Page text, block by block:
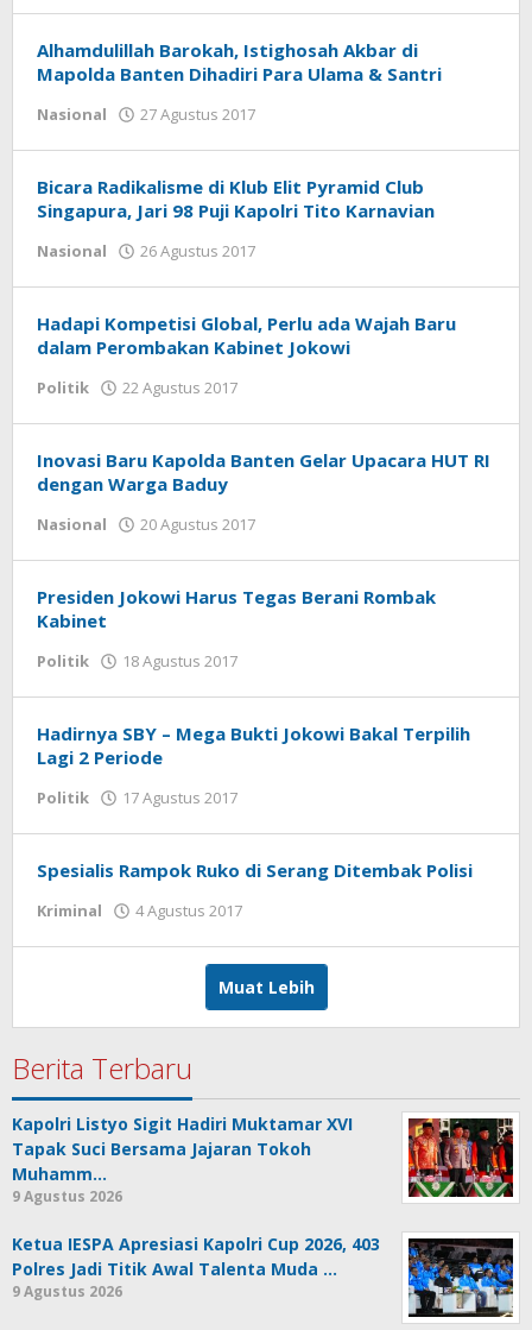
Alhamdulillah Barokah, Istighosah Akbar di
Mapolda Banten Dihadiri Para Ulama & Santri
Nasional 27 Agustus 2017
Bicara Radikalisme di Klub Elit Pyramid Club
Singapura, Jari 98 Puji Kapolri Tito Karnavian
Nasional 26 Agustus 2017
Hadapi Kompetisi Global, Perlu ada Wajah Baru
dalam Perombakan Kabinet Jokowi
Politik 22 Agustus 2017
Inovasi Baru Kapolda Banten Gelar Upacara HUT RI
dengan Warga Baduy
Nasional 20 Agustus 2017
Presiden Jokowi Harus Tegas Berani Rombak
Kabinet
Politik 18 Agustus 2017
Hadirnya SBY – Mega Bukti Jokowi Bakal Terpilih
Lagi 2 Periode
Politik 17 Agustus 2017
Spesialis Rampok Ruko di Serang Ditembak Polisi
Kriminal 4 Agustus 2017
Muat Lebih
Berita Terbaru
Kapolri Listyo Sigit Hadiri Muktamar XVI
Tapak Suci Bersama Jajaran Tokoh
Muhamm…
9 Agustus 2026
Ketua IESPA Apresiasi Kapolri Cup 2026, 403
Polres Jadi Titik Awal Talenta Muda …
9 Agustus 2026